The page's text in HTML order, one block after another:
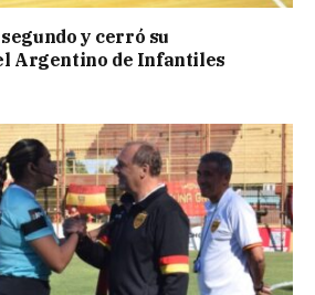
y cerró su
Argentino de Infantiles